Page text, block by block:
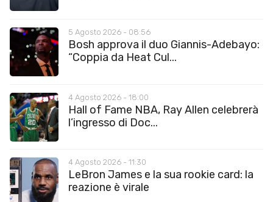
5 Agosto 2026 - 08:56
Bosh approva il duo Giannis-Adebayo:
“Coppia da Heat Cul...
4 Agosto 2026 - 18:00
Hall of Fame NBA, Ray Allen celebrerà
l’ingresso di Doc...
4 Agosto 2026 - 11:30
LeBron James e la sua rookie card: la
reazione è virale